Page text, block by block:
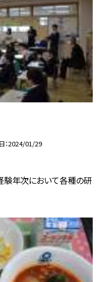
2024/01/29
験年次において各種の研